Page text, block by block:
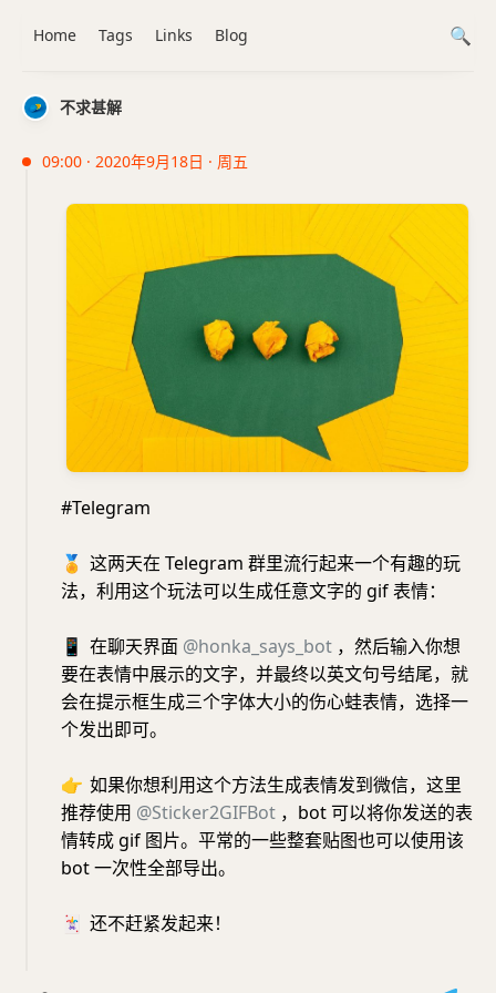
不求甚解
09:00 · 2020年9月18日 · 周五
#Telegram
🏅️ 这两天在 Telegram 群里流行起来一个有趣的玩
法，利用这个玩法可以生成任意文字的 gif 表情：
📱 在聊天界面 @honka_says_bot ，然后输入你想
要在表情中展示的文字，并最终以英文句号结尾，就
会在提示框生成三个字体大小的伤心蛙表情，选择一
个发出即可。
👉 如果你想利用这个方法生成表情发到微信，这里
推荐使用 @Sticker2GIFBot ，bot 可以将你发送的表
情转成 gif 图片。平常的一些整套贴图也可以使用该
bot 一次性全部导出。
🃏 还不赶紧发起来！
Home Tags Links Blog